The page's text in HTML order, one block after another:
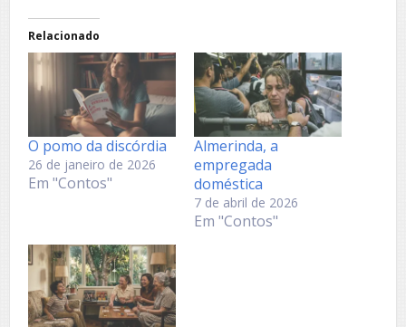
Relacionado
O pomo da discórdia
26 de janeiro de 2026
Em "Contos"
Almerinda, a
empregada
doméstica
7 de abril de 2026
Em "Contos"